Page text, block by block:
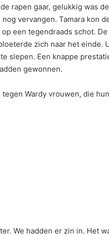
rapen gaar, gelukkig was
vervangen. Tamara kon
een tegendraads schot. De
zich naar het einde.
slepen. Een knappe
gewonnen.
Wardy vrouwen, die
We hadden er zin in. Het